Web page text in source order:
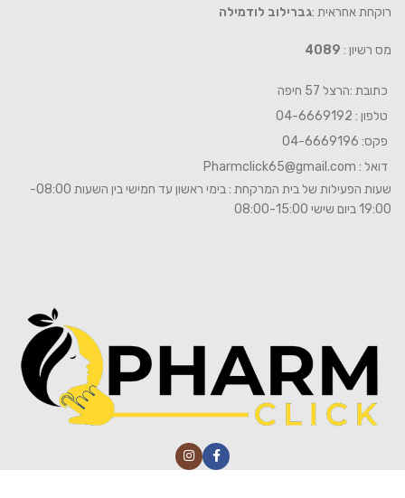
רוקחת אחראית :גברילוב לודמילה
מס רשיון : 4089
כתובת :הרצל 57 חיפה
טלפון : 04-6669192
פקס: 04-6669196
דואל : Pharmclick65@gmail.com
שעות הפעילות של בית המרקחת : בימי ראשון עד חמישי בין השעות 08:00-
19:00 ביום שישי 08:00-15:00